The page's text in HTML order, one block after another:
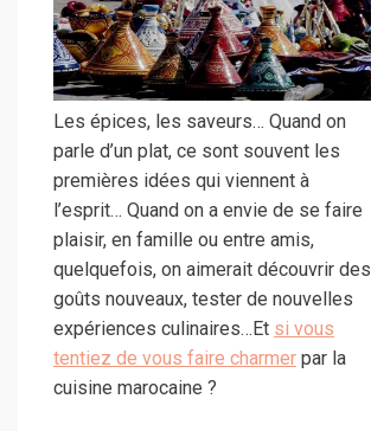
Les épices, les saveurs… Quand on
parle d’un plat, ce sont souvent les
premières idées qui viennent à
l’esprit… Quand on a envie de se faire
plaisir, en famille ou entre amis,
quelquefois, on aimerait découvrir des
goûts nouveaux, tester de nouvelles
expériences culinaires…Et si vous
tentiez de vous faire charmer par la
cuisine marocaine ?